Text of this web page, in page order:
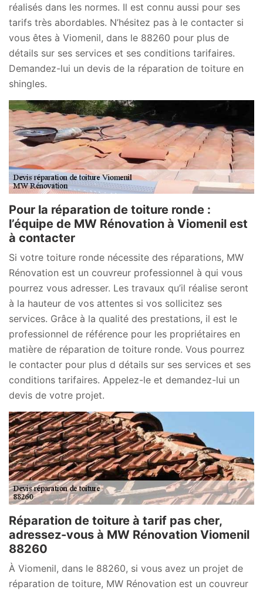
réalisés dans les normes. Il est connu aussi pour ses
tarifs très abordables. N’hésitez pas à le contacter si
vous êtes à Viomenil, dans le 88260 pour plus de
détails sur ses services et ses conditions tarifaires.
Demandez-lui un devis de la réparation de toiture en
shingles.
Pour la réparation de toiture ronde :
l’équipe de MW Rénovation à Viomenil est
à contacter
Si votre toiture ronde nécessite des réparations, MW
Rénovation est un couvreur professionnel à qui vous
pourrez vous adresser. Les travaux qu’il réalise seront
à la hauteur de vos attentes si vos sollicitez ses
services. Grâce à la qualité des prestations, il est le
professionnel de référence pour les propriétaires en
matière de réparation de toiture ronde. Vous pourrez
le contacter pour plus d détails sur ses services et ses
conditions tarifaires. Appelez-le et demandez-lui un
devis de votre projet.
Réparation de toiture à tarif pas cher,
adressez-vous à MW Rénovation Viomenil
88260
À Viomenil, dans le 88260, si vous avez un projet de
réparation de toiture, MW Rénovation est un couvreur